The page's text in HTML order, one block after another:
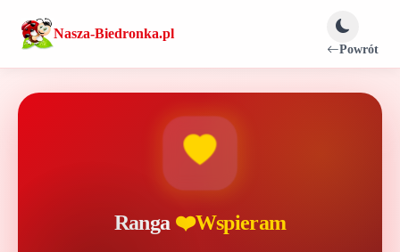
Nasza-Biedronka.pl
Powrót
Ranga ❤️Wspieram